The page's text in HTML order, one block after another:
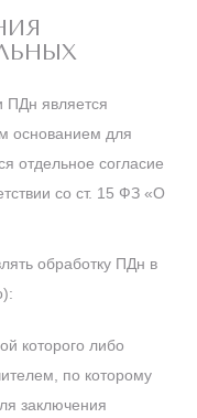
ПДн является
основанием для
отдельное согласие
со ст. 15 ФЗ «О
обработку ПДн в
которого либо
по которому
заключения